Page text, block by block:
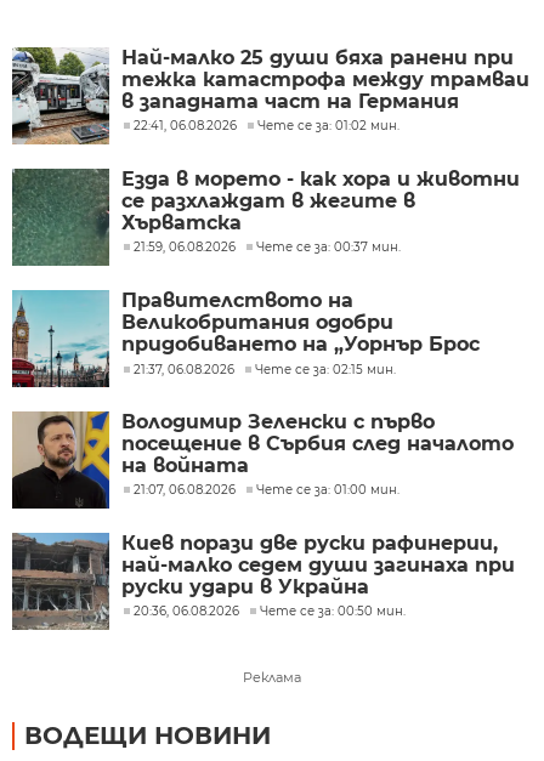
Най-малко 25 души бяха ранени при
тежка катастрофа между трамваи
в западната част на Германия
22:41, 06.08.2026 Чете се за: 01:02 мин.
Езда в морето - как хора и животни
се разхлаждат в жегите в
Хърватска
21:59, 06.08.2026 Чете се за: 00:37 мин.
Правителството на
Великобритания одобри
придобиването на „Уорнър Брос
Дискавъри“ от „Парамаунт“ за 110
21:37, 06.08.2026 Чете се за: 02:15 мин.
Володимир Зеленски с първо
посещение в Сърбия след началото
на войната
21:07, 06.08.2026 Чете се за: 01:00 мин.
Киев порази две руски рафинерии,
най-малко седем души загинаха при
руски удари в Украйна
20:36, 06.08.2026 Чете се за: 00:50 мин.
Реклама
ВОДЕЩИ НОВИНИ